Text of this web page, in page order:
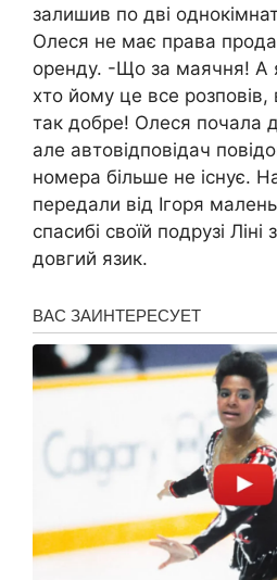
залишив по дві
Олеся не має права
оренду. -Що за маячня! А
хто йому це все
так добре! Олеся почала
але автовідповідач
номера більше не існує.
передали від Ігоря
спасибі своїй подрузі
довгий язик.